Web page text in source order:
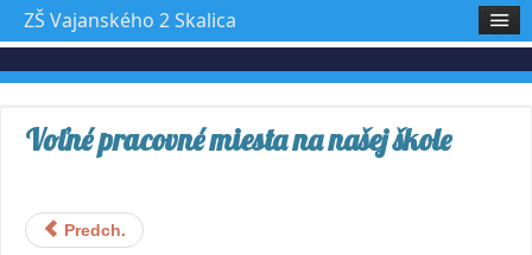
Voľné pracovné miesta na našej škole
Predch.
ZŠ Vajanského 2 Skalica